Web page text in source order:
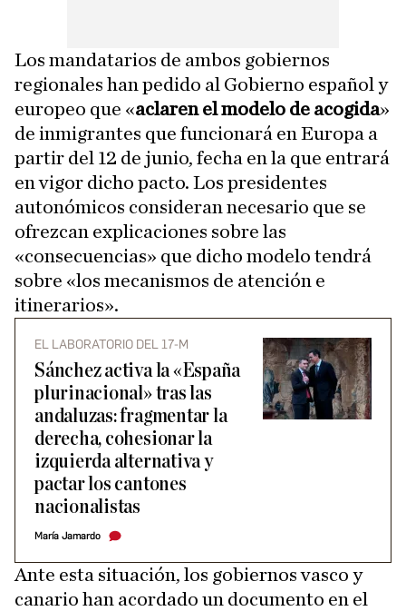
Los mandatarios de ambos gobiernos
regionales han pedido al Gobierno español y
europeo que «aclaren el modelo de acogida»
de inmigrantes que funcionará en Europa a
partir del 12 de junio, fecha en la que entrará
en vigor dicho pacto. Los presidentes
autonómicos consideran necesario que se
ofrezcan explicaciones sobre las
«consecuencias» que dicho modelo tendrá
sobre «los mecanismos de atención e
itinerarios».
EL LABORATORIO DEL 17-M
Sánchez activa la «España
plurinacional» tras las
andaluzas: fragmentar la
derecha, cohesionar la
izquierda alternativa y
pactar los cantones
nacionalistas
María Jamardo
Ante esta situación, los gobiernos vasco y
canario han acordado un documento en el